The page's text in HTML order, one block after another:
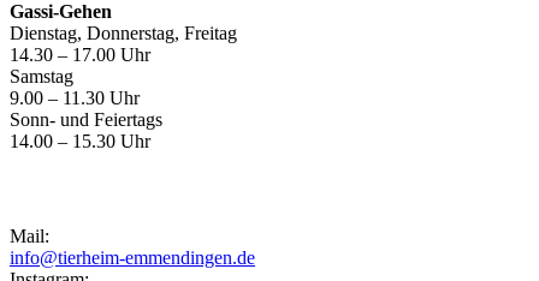
Gassi-Gehen
Dienstag, Donnerstag, Freitag
14.30 – 17.00 Uhr
Samstag
9.00 – 11.30 Uhr
Sonn- und Feiertags
14.00 – 15.30 Uhr
Mail:
info@tierheim-emmendingen.de